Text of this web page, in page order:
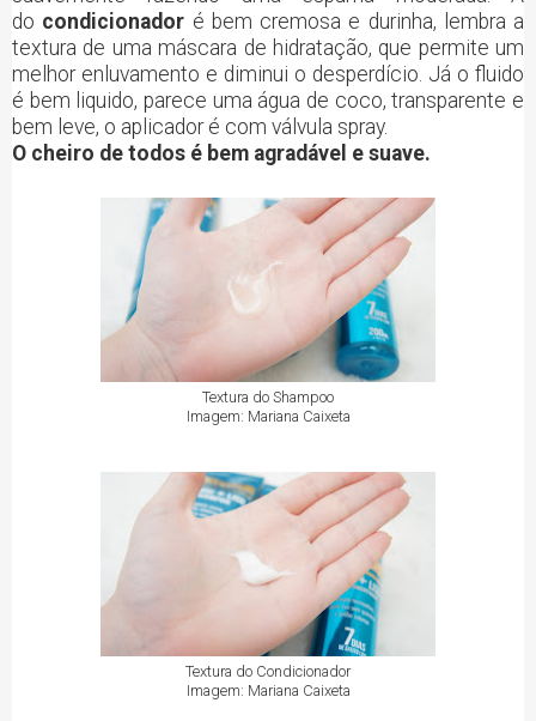
do condicionador é bem cremosa e durinha, lembra a
textura de uma máscara de hidratação, que permite um
melhor enluvamento e diminui o desperdício. Já o fluido
é bem liquido, parece uma água de coco, transparente e
bem leve, o aplicador é com válvula spray.
O cheiro de todos é bem agradável e suave.
Textura do Shampoo
Imagem: Mariana Caixeta
Textura do Condicionador
Imagem: Mariana Caixeta